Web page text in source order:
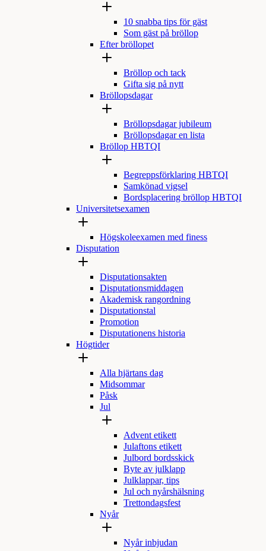
10 snabba tips för gäst
Som gäst på bröllop
Efter bröllopet
Bröllop och tack
Gifta sig på nytt
Bröllopsdagar
Bröllopsdagar jubileum
Bröllopsdagar en lista
Bröllop HBTQI
Begreppsförklaring HBTQI
Samkönad vigsel
Bordsplacering bröllop HBTQI
Universitetsexamen
Högskoleexamen med finess
Disputation
Disputationsakten
Disputationsmiddagen
Akademisk rangordning
Disputationstal
Promotion
Disputationens historia
Högtider
Alla hjärtans dag
Midsommar
Påsk
Jul
Advent etikett
Julaftons etikett
Julbord bordsskick
Byte av julklapp
Julklappar, tips
Jul och nyårshälsning
Trettondagsfest
Nyår
Nyår inbjudan